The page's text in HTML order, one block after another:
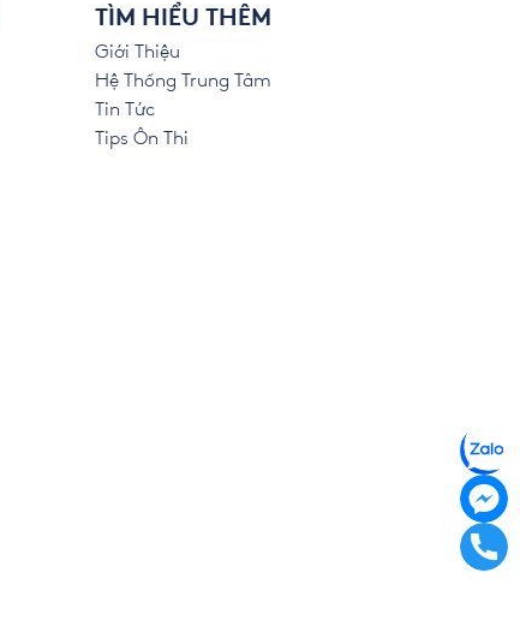
TÌM HIỂU THÊM
Giới Thiệu
Hệ Thống Trung Tâm
Tin Tức
Tips Ôn Thi